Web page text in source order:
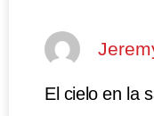
El cielo en la